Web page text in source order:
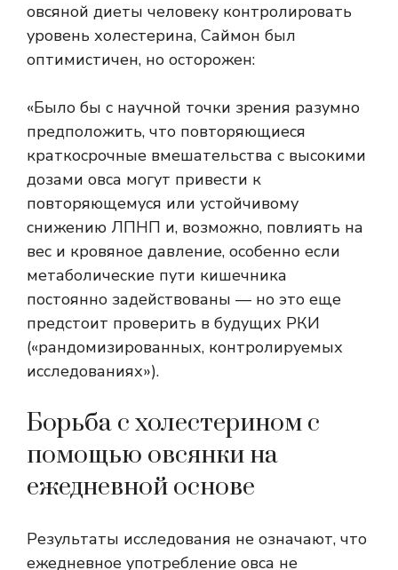
овсяной диеты человеку контролировать
уровень холестерина, Саймон был
оптимистичен, но осторожен:
«Было бы с научной точки зрения разумно
предположить, что повторяющиеся
краткосрочные вмешательства с высокими
дозами овса могут привести к
повторяющемуся или устойчивому
снижению ЛПНП и, возможно, повлиять на
вес и кровяное давление, особенно если
метаболические пути кишечника
постоянно задействованы — но это еще
предстоит проверить в будущих РКИ
(«рандомизированных, контролируемых
исследованиях»).
Борьба с холестерином с
помощью овсянки на
ежедневной основе
Результаты исследования не означают, что
ежедневное употребление овса не